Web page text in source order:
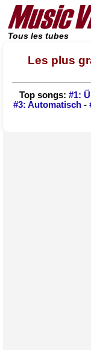
Tous les tubes
Les plus
Top songs: #1:
#3: Automatisch-